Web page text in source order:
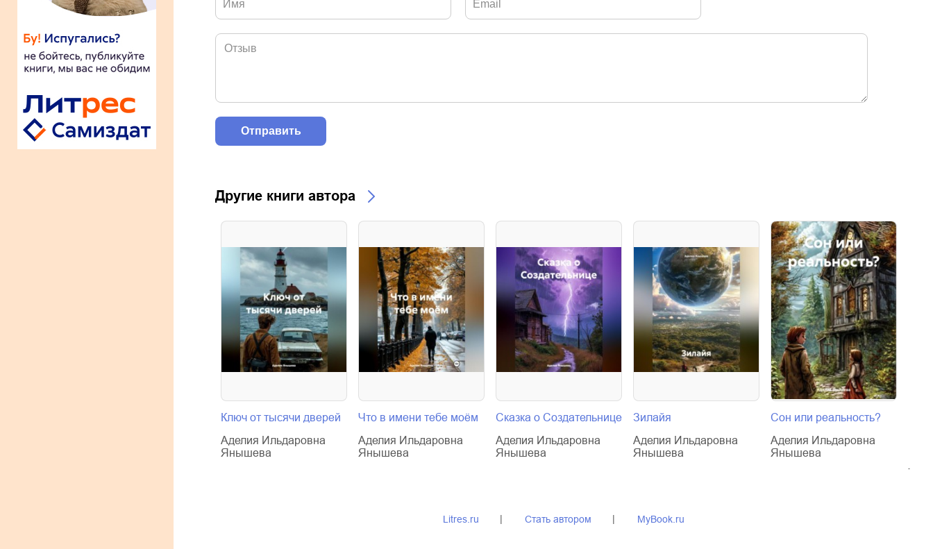
Другие книги автора
Ключ от тысячи дверей
Аделия Ильдаровна
Янышева
Что в имени тебе моём
Аделия Ильдаровна
Янышева
Сказка о Создательнице
Аделия Ильдаровна
Янышева
Зилайя
Аделия Ильдаровна
Янышева
Сон или реальность?
Аделия Ильдаровна
Янышева
Litres.ru Стать автором MyBook.ru